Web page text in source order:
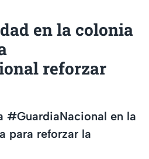
en la colonia
reforzar
#GuardiaNacional en la
para reforzar la